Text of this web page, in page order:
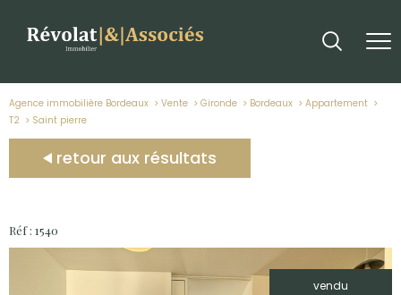
Agence immobilière Bordeaux Vente Gironde Bordeaux
Appartement
T2
saint pierre
retour aux résultats
Réf : 1540
vendu